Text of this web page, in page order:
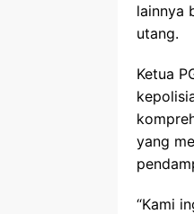
lainnya
utang.
Ketua
yang
“Kami